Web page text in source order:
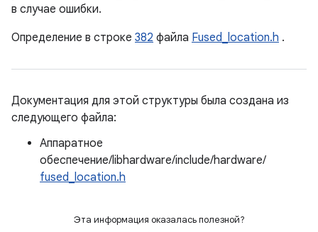
в случае ошибки.
Определение в строке 382 файла Fused_location.h .
Документация для этой структуры была создана из
следующего файла:
Аппаратное
обеспечение/libhardware/include/hardware/
fused_location.h
Эта информация оказалась полезной?